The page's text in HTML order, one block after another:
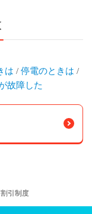
は / 停電のときは /
故障した
引制度